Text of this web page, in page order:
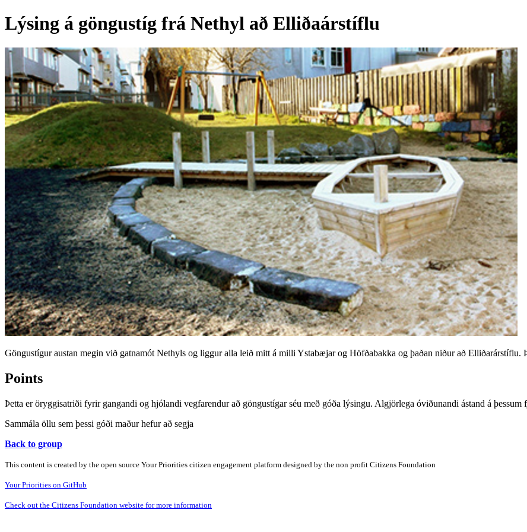
Lýsing á göngustíg frá Nethyl að Elliðaárstíflu
Göngustígur austan megin við gatnamót Nethyls og liggur alla leið mitt á milli Ystabæjar og Höfðabakka og þaðan niður að Elliðarárstíflu.
Points
Þetta er öryggisatriði fyrir gangandi og hjólandi vegfarendur að göngustígar séu með góða lýsingu. Algjörlega óviðunandi ástand á þessum
Sammála öllu sem þessi góði maður hefur að segja
Back to group
This content is created by the open source Your Priorities citizen engagement platform designed by the non profit Citizens Foundation
Your Priorities on GitHub
Check out the Citizens Foundation website for more information